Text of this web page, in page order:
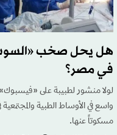
هل يحل صخب
في مصر؟
لولا منشور لطبيبة على
واسع في الأوساط الطبية
مسكوتاً عنها.